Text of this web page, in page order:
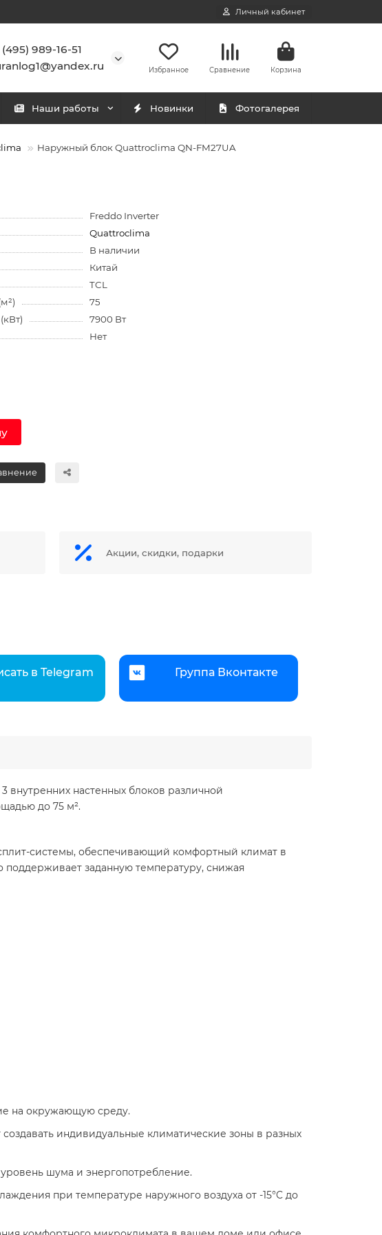
Личный кабинет
(495) 989-16-51
Избранное Сравнение Корзина
Наши работы Новинки Фотогалерея
Наружный блок Quattroclima QN-FM27UA
Freddo Inverter
Quattroclima
В наличии
Китай
TCL
75
7900 Вт
Нет
Акции, скидки, подарки
в Telegram Группа Вконтакте
настенных блоков различной
до 75 м².
системы, обеспечивающий комфортный климат в
заданную температуру, снижая
на окружающую среду.​
индивидуальные климатические зоны в разных
шума и энергопотребление.
при температуре наружного воздуха от -15°C до